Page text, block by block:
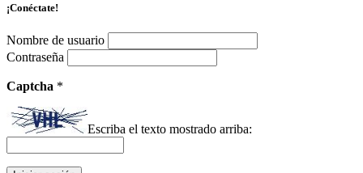
¡Conéctate!
Nombre de usuario
Contraseña
Captcha *
Escriba el texto mostrado arriba: